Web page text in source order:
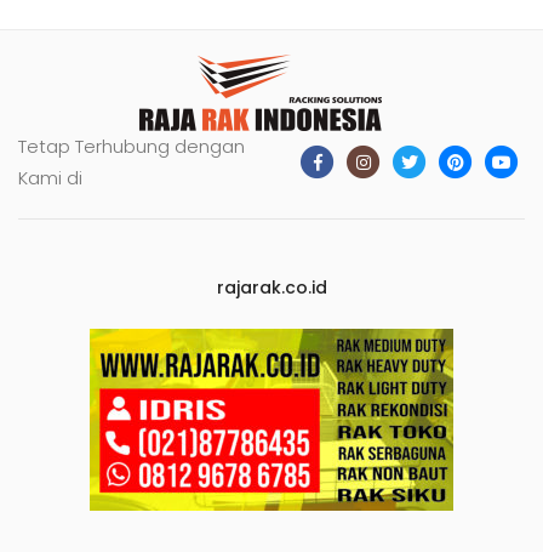
Tetap Terhubung dengan
Kami di
rajarak.co.id